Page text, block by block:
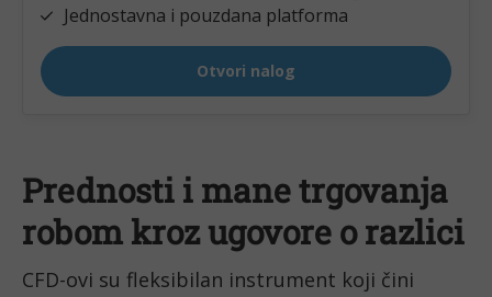
Prednosti i mane trgovanja
robom kroz ugovore o razlici
CFD-ovi su fleksibilan instrument koji čini